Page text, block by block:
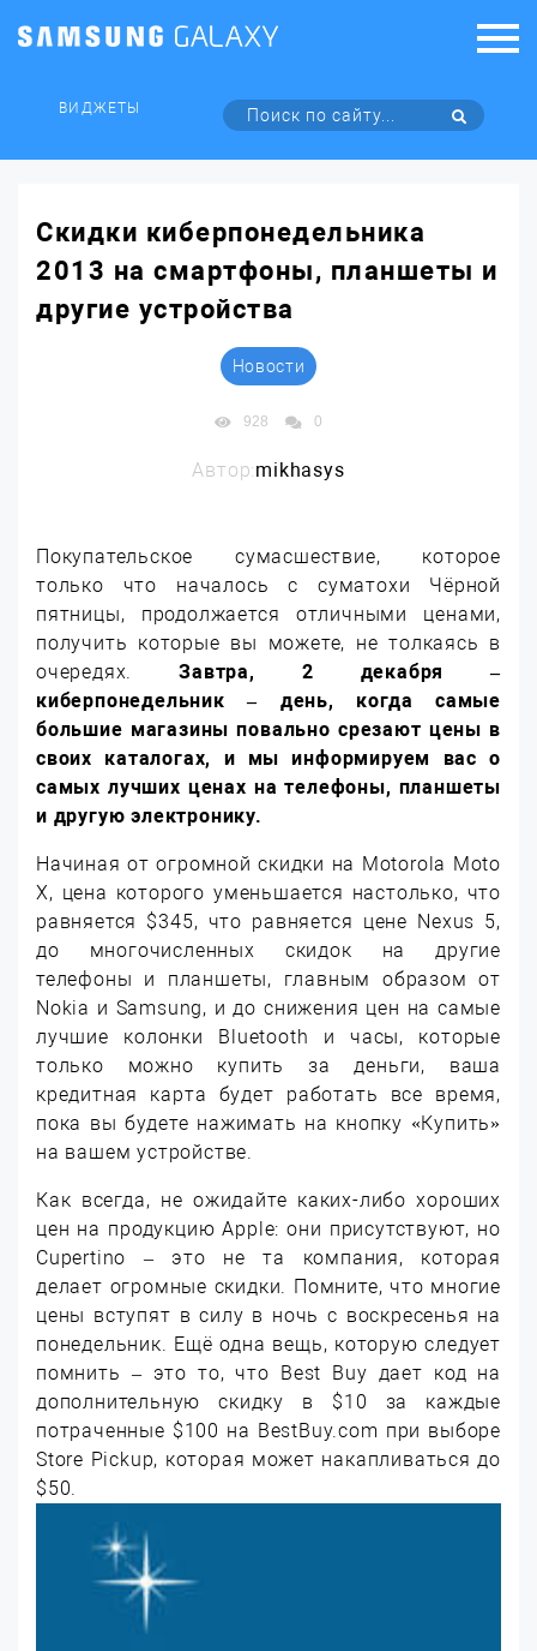
ВИДЖЕТЫ
Скидки киберпонедельника
2013 на смартфоны, планшеты и
другие устройства
Новости
928 0
Автор:mikhasys
Покупательское сумасшествие, которое
только что началось с суматохи Чёрной
пятницы, продолжается отличными ценами,
получить которые вы можете, не толкаясь в
очередях.Завтра, 2 декабря –
киберпонедельник – день, когда самые
большие магазины повально срезают цены в
своих каталогах, и мы информируем вас о
самых лучших ценах на телефоны, планшеты
и другую электронику.
Начиная от огромной скидки на Motorola Moto
X, цена которого уменьшается настолько, что
равняется $345, что равняется цене Nexus 5,
до многочисленных скидок на другие
телефоны и планшеты, главным образом от
Nokia и Samsung, и до снижения цен на самые
лучшие колонки Bluetooth и часы, которые
только можно купить за деньги, ваша
кредитная карта будет работать все время,
пока вы будете нажимать на кнопку «Купить»
на вашем устройстве.
Как всегда, не ожидайте каких-либо хороших
цен на продукцию Apple: они присутствуют, но
Cupertino – это не та компания, которая
делает огромные скидки. Помните, что многие
цены вступят в силу в ночь с воскресенья на
понедельник. Ещё одна вещь, которую следует
помнить – это то, что Best Buy дает код на
дополнительную скидку в $10 за каждые
потраченные $100 на BestBuy.com при выборе
Store Pickup, которая может накапливаться до
$50.